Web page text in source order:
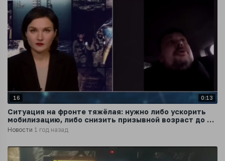
16 0:13
Ситуация на фронте тяжёлая: нужно либо ускорить
мобилизацию, либо снизить призывной возраст до 18
лет, - офицер ВСУ Герман
Новости 1 год назад